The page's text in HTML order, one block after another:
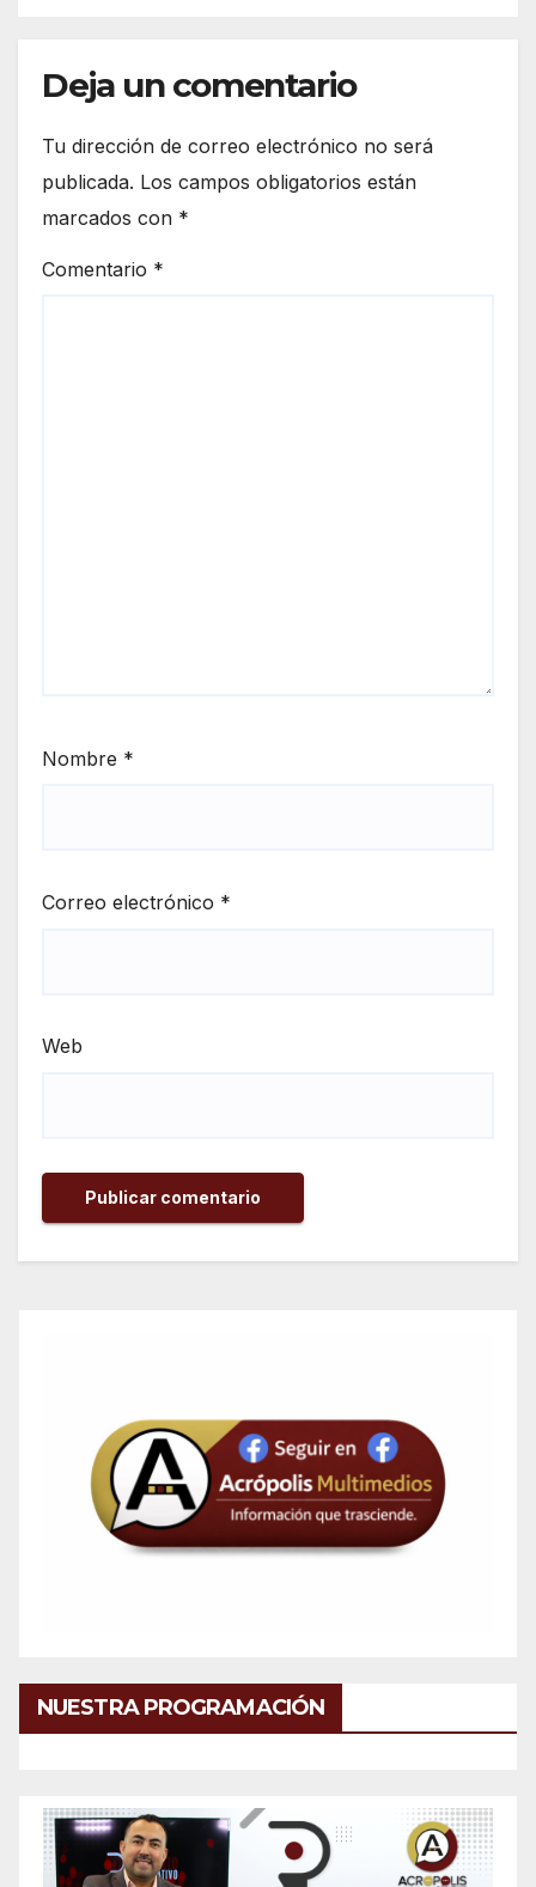
Deja un comentario
Tu dirección de correo electrónico no será
publicada. Los campos obligatorios están
marcados con *
Comentario *
Nombre *
Correo electrónico *
Web
NUESTRA PROGRAMACIÓN